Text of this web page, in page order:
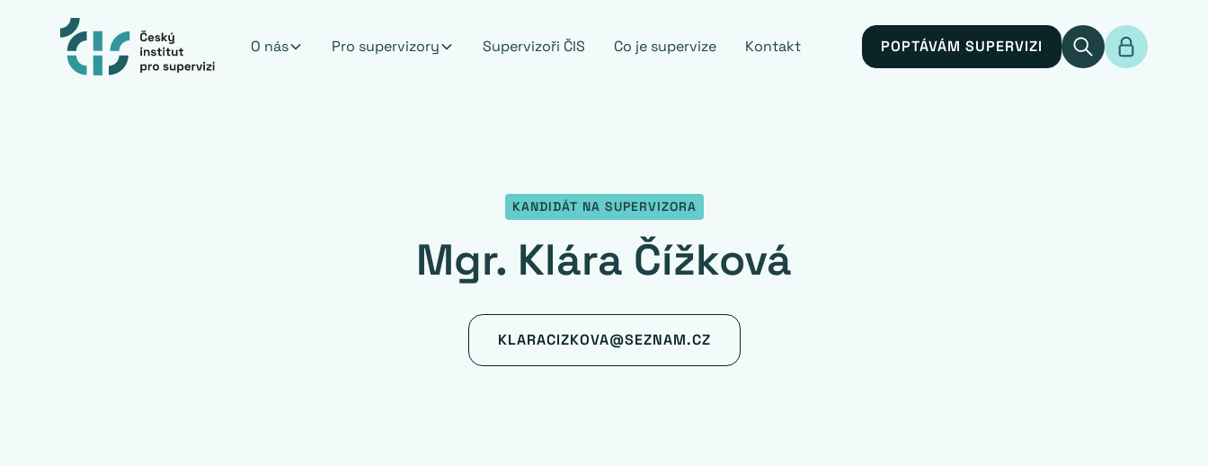
O nás Pro supervizory Supervizoři ČIS Co je supervize Kontakt POPTÁVÁM SUPERVIZI
KANDIDÁT NA SUPERVIZORA
Mgr. Klára Čížková
KLARACIZKOVA@SEZNAM.CZ